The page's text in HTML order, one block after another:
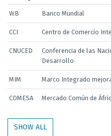
WB Banco Mundial
CCI Centro de Comercio
CNUCED
Conferencia de las
Desarrollo
MIM Marco Integrado
COMESA Mercado Común de
SHOW ALL